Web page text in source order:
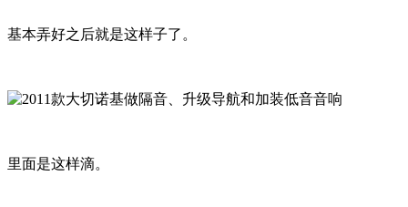
基本弄好之后就是这样子了。
里面是这样滴。